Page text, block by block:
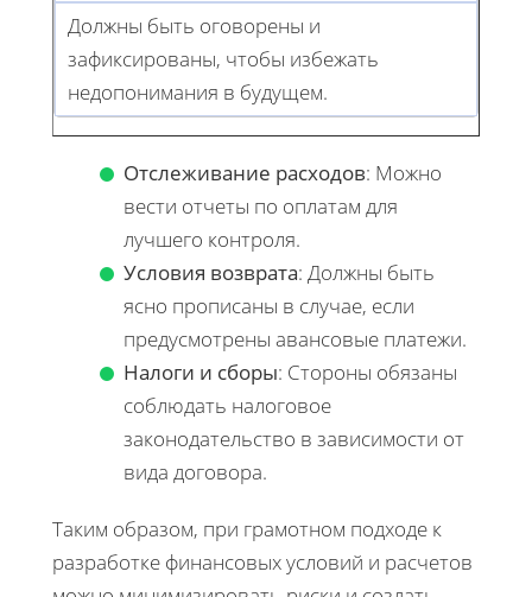
Должны быть оговорены и
зафиксированы, чтобы избежать
недопонимания в будущем.
Отслеживание расходов: Можно
вести отчеты по оплатам для
лучшего контроля.
Условия возврата: Должны быть
ясно прописаны в случае, если
предусмотрены авансовые платежи.
Налоги и сборы: Стороны обязаны
соблюдать налоговое
законодательство в зависимости от
вида договора.
Таким образом, при грамотном подходе к
разработке финансовых условий и расчетов